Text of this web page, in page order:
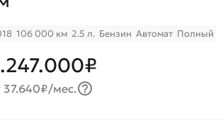
106 000 км 2.5 л. Бензин Автомат Полный
37.640₽/мес.